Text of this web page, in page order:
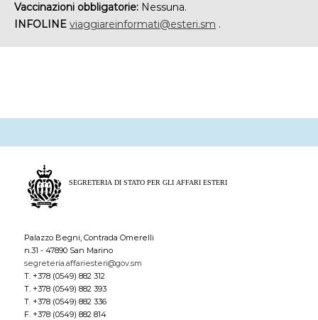
Vaccinazioni obbligatorie: Nessuna.
INFOLINE viaggiareinformati@esteri.sm .
Palazzo Begni, Contrada Omerelli
n.31 - 47890 San Marino
segreteria.affariesteri@gov.sm
T. +378 (0549) 882 312
T. +378 (0549) 882 393
T. +378 (0549) 882 336
F. +378 (0549) 882 814